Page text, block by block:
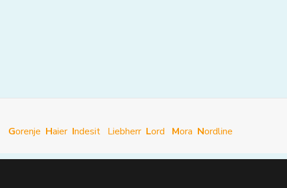
Gorenje Haier Indesit Liebherr Lord Mora Nordline